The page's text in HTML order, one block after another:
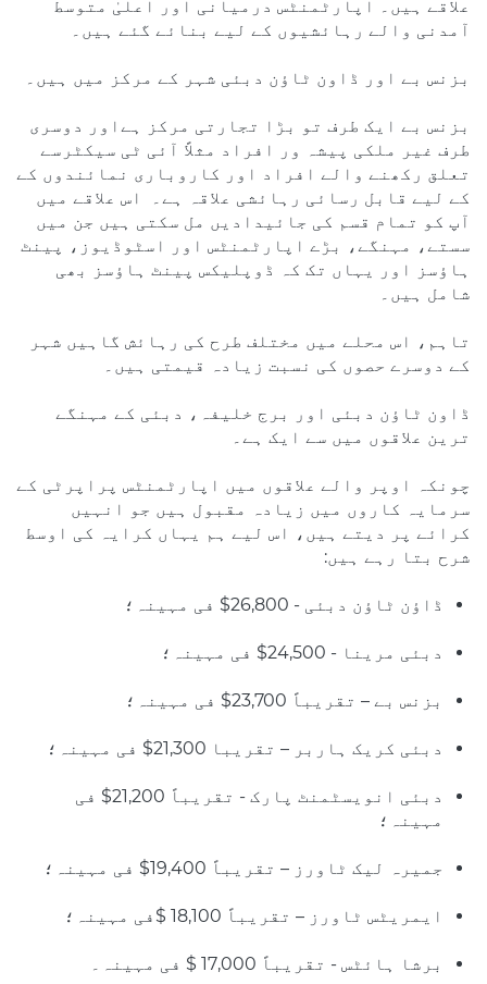
علاقے ہیں۔ اپارٹمنٹس درمیانی اور اعلیٰ متوسط ​​
آمدنی والے رہائشیوں کے لیے بنائے گئے ہیں۔
بزنس بے اور ڈاون ٹاؤن دبئی شہر کے مرکز میں ہیں۔
بزنس بے ایک طرف تو بڑا تجارتی مرکز ہےاور دوسری
طرف غیر ملکی پیشہ ور افراد مثلاً آئی ٹی سیکٹرسے
تعلق رکھنے والے افراد اور کاروباری نمائندوں کے
کے لیے قابل رسائی رہائشی علاقہ ہے۔ اس علاقے میں
آپ کو تمام قسم کی جائیدادیں مل سکتی ہیں جن میں
سستے، مہنگے، بڑے اپارٹمنٹس اور اسٹوڈیوز، پینٹ
ہاؤسز اور یہاں تک کہ ڈوپلیکس پینٹ ہاؤسز بھی
شامل ہیں۔
تاہم، اس محلے میں مختلف طرح کی رہائش گاہیں شہر
کے دوسرے حصوں کی نسبت زیادہ قیمتی ہیں۔
ڈاون ٹاؤن دبئی اور برج خلیفہ، دبئی کے مہنگے
ترین علاقوں میں سے ایک ہے۔
چونکہ اوپر والے علاقوں میں اپارٹمنٹس پراپرٹی کے
سرمایہ کاروں میں زیادہ مقبول ہیں جو انہیں
کرائے پر دیتے ہیں، اس لیے ہم یہاں کرایہ کی اوسط
شرح بتا رہے ہیں:
ڈاؤن ٹاؤن دبئی - 26,800$ فی مہینہ؛
دبئی مرینا - 24,500$ فی مہینہ؛
بزنس بے – تقریباً 23,700$ فی مہینہ؛
دبئی کریک ہاربر – تقریبا 21,300$ فی مہینہ؛
دبئی انویسٹمنٹ پارک - تقریباً 21,200$ فی
مہینہ؛
جمیرہ لیک ٹاورز – تقریباً 19,400$ فی مہینہ؛
ایمریٹس ٹاورز – تقریباً 18,100 $فی مہینہ؛
برشا ہائٹس - تقریباً 17,000 $ فی مہینہ۔